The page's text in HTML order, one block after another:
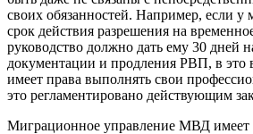
своих обязанностей. Например, если у
срок действия разрешения на
руководство должно дать ему 30 дней
документации и продления РВП, в это
имеет права выполнять свои
это регламентировано действующим
Миграционное управление МВД имеет